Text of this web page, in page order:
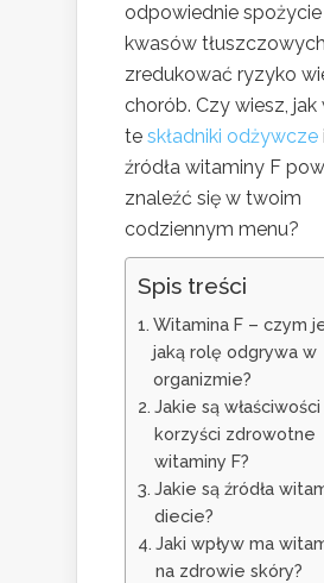
odpowiednie
kwasów
zredukować ryzyko
chorób. Czy wiesz, jak
te składniki odżywcze
źródła witaminy F
znaleźć się w twoim
codziennym menu?
Spis treści
Witamina F – czym
jaką rolę odgrywa w
organizmie?
Jakie są właściwości
korzyści zdrowotne
witaminy F?
Jakie są źródła
diecie?
Jaki wpływ ma
na zdrowie skóry?